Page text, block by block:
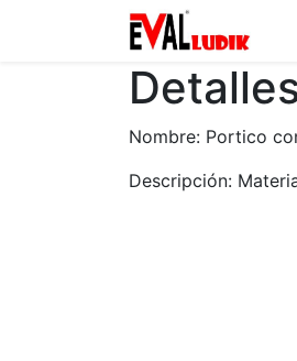
Nombre: Portico
Descripción: